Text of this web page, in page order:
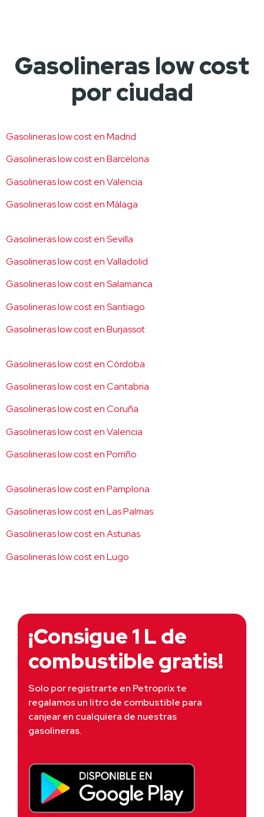
Gasolineras low cost
por ciudad
Gasolineras low cost en Madrid
Gasolineras low cost en Barcelona
Gasolineras low cost en Valencia
Gasolineras low cost en Málaga
Gasolineras low cost en Sevilla
Gasolineras low cost en Valladolid
Gasolineras low cost en Salamanca
Gasolineras low cost en Santiago
Gasolineras low cost en Burjassot
Gasolineras low cost en Córdoba
Gasolineras low cost en Cantabria
Gasolineras low cost en Coruña
Gasolineras low cost en Valencia
Gasolineras low cost en Porriño
Gasolineras low cost en Pamplona
Gasolineras low cost en Las Palmas
Gasolineras low cost en Asturias
Gasolineras low cost en Lugo
¡Consigue 1 L de
combustible gratis!
Solo por registrarte en Petroprix te
regalamos un litro de combustible para
canjear en cualquiera de nuestras
gasolineras.